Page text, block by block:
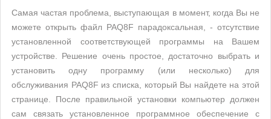
Самая частая проблема, выступающая в момент, когда Вы не
можете открыть файл PAQ8F парадоксальная, - отсутствие
установленной соответствующей программы на Вашем
устройстве. Решение очень простое, достаточно выбрать и
установить одну программу (или несколько) для
обслуживания PAQ8F из списка, который Вы найдете на этой
странице. После правильной установки компьютер должен
сам связать установленное программное обеспечение с